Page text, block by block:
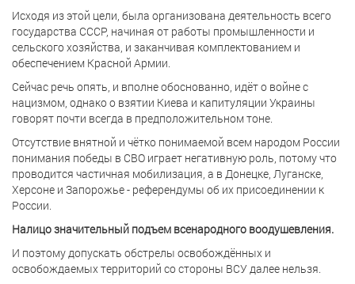
Исходя из этой цели, была организована деятельность всего
государства СССР, начиная от работы промышленности и
сельского хозяйства, и заканчивая комплектованием и
обеспечением Красной Армии.
Сейчас речь опять, и вполне обоснованно, идёт о войне с
нацизмом, однако о взятии Киева и капитуляции Украины
говорят почти всегда в предположительном тоне.
Отсутствие внятной и чётко понимаемой всем народом России
понимания победы в СВО играет негативную роль, потому что
проводится частичная мобилизация, а в Донецке, Луганске,
Херсоне и Запорожье - референдумы об их присоединении к
России.
Налицо значительный подъем всенародного воодушевления.
И поэтому допускать обстрелы освобождённых и
освобождаемых территорий со стороны ВСУ далее нельзя.